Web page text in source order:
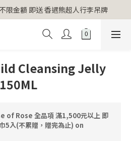
限金額 即送 香遇熊超人行李吊牌
限金額 即送 香遇熊超人行李吊牌
入X3 原價960元 特價680元
限金額 即送 香遇熊超人行李吊牌
Cleansing Jelly
150ML
of Rose 全品項 滿1,500元以上 即
5入(不累贈，贈完為止) on